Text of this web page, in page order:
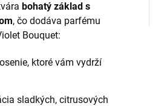
bohatý základ s
, čo dodáva parfému
Bouquet:
ktoré vám vydrží
sladkých, citrusových